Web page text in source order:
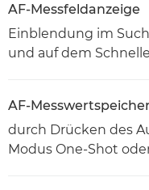
AF-Messfeldanzeige
Einblendung im
und auf dem
AF-
durch Drücken des
Modus One-Shot